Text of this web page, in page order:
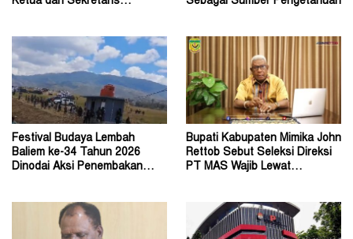
Festival Budaya Lembah
Baliem ke-34 Tahun 2026
Dinodai Aksi Penembakan
Bupati Kabupaten Mimika John
Rettob Sebut Seleksi Direksi
PT MAS Wajib Lewat